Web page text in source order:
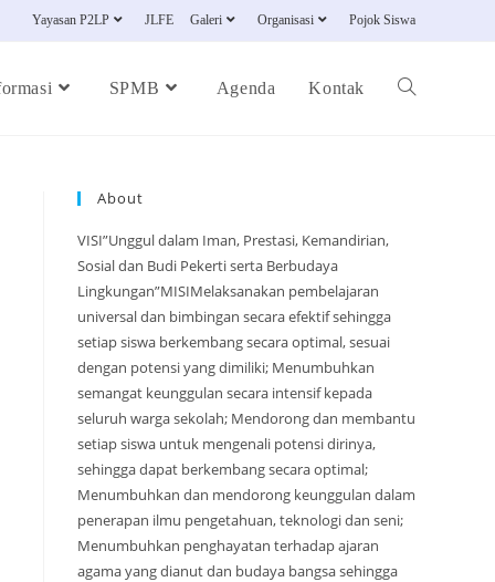
Yayasan P2LP JLFE Galeri Organisasi Pojok Siswa
SPMB Agenda Kontak
About
VISI”Unggul dalam Iman, Prestasi, Kemandirian,
Sosial dan Budi Pekerti serta Berbudaya
Lingkungan”MISIMelaksanakan pembelajaran
universal dan bimbingan secara efektif sehingga
setiap siswa berkembang secara optimal, sesuai
dengan potensi yang dimiliki; Menumbuhkan
semangat keunggulan secara intensif kepada
seluruh warga sekolah; Mendorong dan membantu
setiap siswa untuk mengenali potensi dirinya,
sehingga dapat berkembang secara optimal;
Menumbuhkan dan mendorong keunggulan dalam
penerapan ilmu pengetahuan, teknologi dan seni;
Menumbuhkan penghayatan terhadap ajaran
agama yang dianut dan budaya bangsa sehingga